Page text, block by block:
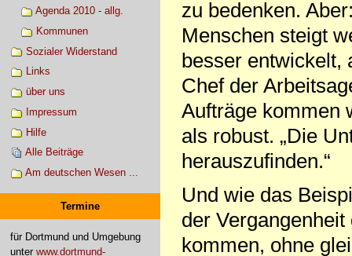
Agenda 2010 - allg.
Kommunen
Sozialer Widerstand
Links
über uns
Impressum
Hilfe
Alle Beiträge
Am deutschen Wesen ...
Termine
für Dortmund und Umgebung
unter www.dortmund-
zu bedenken.
Menschen steigt
besser entwickelt,
Chef der
Aufträge kommen
als robust. „Die
herauszufinden.“
Und wie das
der
kommen, ohne